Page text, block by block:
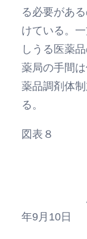
る必要があ
けている。
しうる医薬
薬局の手間
薬品調剤体
る。
図表８
厚労省
年9月10日